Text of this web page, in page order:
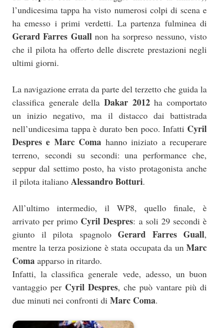
l’undicesima tappa ha visto numerosi colpi di scena e
ha emesso i primi verdetti. La partenza fulminea di
Gerard Farres Guallnon ha sorpreso nessuno, visto
che il pilota ha offerto delle discrete prestazioni negli
ultimi giorni.
La navigazione errata da parte del terzetto che guida la
classifica generale della Dakar 2012ha comportato
un inizio negativo, ma il distacco dai battistrada
nell’undicesima tappa è durato ben poco. Infatti Cyril
Despres e Marc Coma hanno iniziato a recuperare
terreno, secondi su secondi: una performance che,
seppur dal settimo posto, ha visto protagonista anche
il pilota italiano Alessandro Botturi.
All’ultimo intermedio, il WP8, quello finale, è
arrivato per primo Cyril Despres: a soli 29 secondi è
giunto il pilota spagnolo Gerard Farres Guall,
mentre la terza posizione è stata occupata da unMarc
Coma apparso in ritardo.
Infatti, la classifica generale vede, adesso, un buon
vantaggio per Cyril Despres, che può vantare più di
due minuti nei confronti di Marc Coma.